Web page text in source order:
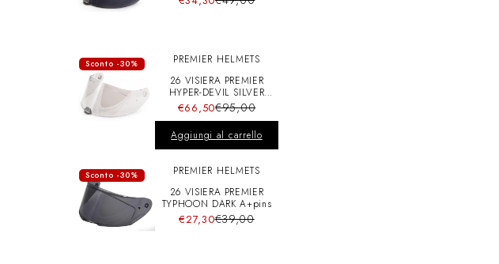
Sconto -30%
PREMIER HELMETS
26 VISIERA PREMIER
HYPER-DEVIL SILVER
CHRO A+pins
€66,50€95,00
Aggiungi al carrello
Sconto -30%
PREMIER HELMETS
26 VISIERA PREMIER
TYPHOON DARK A+pins
€27,30€39,00